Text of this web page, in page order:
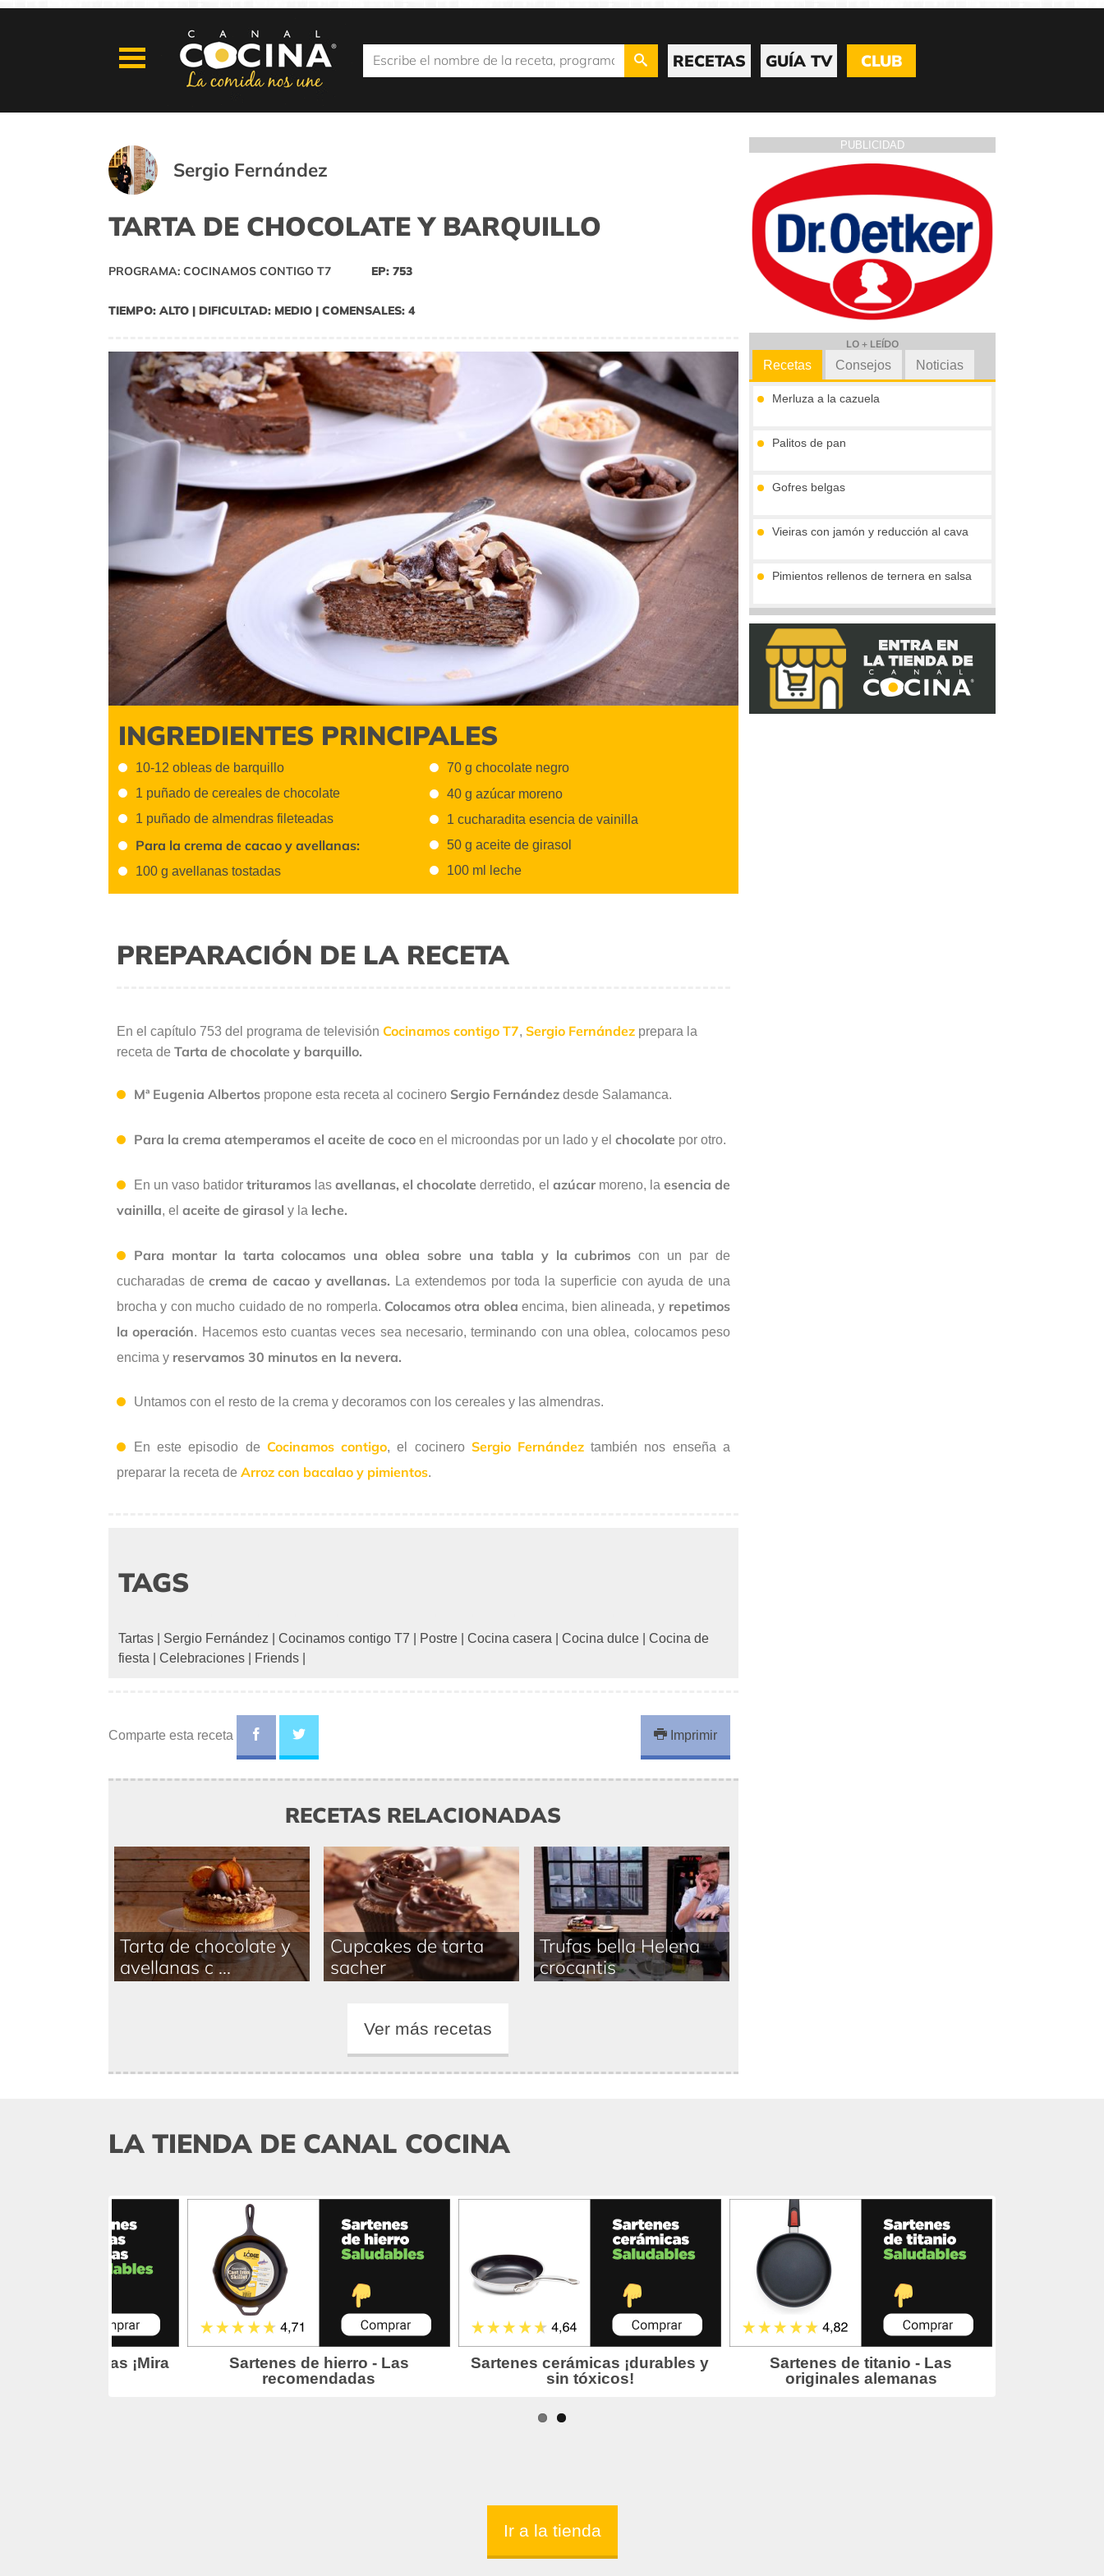
RECETAS GUÍA TV CLUB
Sergio Fernández
TARTA DE CHOCOLATE Y BARQUILLO
PROGRAMA: COCINAMOS CONTIGO T7 EP: 753
TIEMPO: ALTO | DIFICULTAD: MEDIO | COMENSALES: 4
INGREDIENTES PRINCIPALES
10-12 obleas de barquillo
1 puñado de cereales de chocolate
1 puñado de almendras fileteadas
Para la crema de cacao y avellanas:
100 g avellanas tostadas
70 g chocolate negro
40 g azúcar moreno
1 cucharadita esencia de vainilla
50 g aceite de girasol
100 ml leche
PREPARACIÓN DE LA RECETA
En el capítulo 753 del programa de televisión Cocinamos contigo T7, Sergio Fernández prepara la
receta de Tarta de chocolate y barquillo.
Mª Eugenia Albertos propone esta receta al cocinero Sergio Fernández desde Salamanca.
Para la crema atemperamos el aceite de coco en el microondas por un lado y el chocolate por otro.
En un vaso batidortrituramos lasavellanas, el chocolate derretido, el azúcarmoreno, la esencia de
vainilla, el aceite de girasol y la leche.
Para montar la tarta colocamos una oblea sobre una tabla y la cubrimos con un par de
cucharadas decrema de cacao y avellanas. La extendemos por toda la superficie con ayuda de una
brocha y con mucho cuidado de no romperla. Colocamos otra oblea encima, bien alineada, y repetimos
la operación. Hacemos esto cuantas veces sea necesario, terminando con una oblea, colocamos peso
encima y reservamos 30 minutos en la nevera.
Untamos con el resto de la crema y decoramos con los cereales y las almendras.
En este episodio de Cocinamos contigo, el cocinero Sergio Fernándeztambién nos enseña a
preparar la receta de Arroz con bacalao y pimientos.
TAGS
Tartas Sergio Fernández Cocinamos contigo T7 Postre Cocina casera Cocina dulce
Cocina de
fiesta
Celebraciones Friends
Comparte esta receta Imprimir
RECETAS RELACIONADAS
Tarta de chocolate y
avellanas c ...
Cupcakes de tarta
sacher
Trufas bella Helena
crocantis
Ver más recetas
PUBLICIDAD
LO + LEÍDO
Recetas
Merluza a la cazuela
Palitos de pan
Gofres belgas
Vieiras con jamón y reducción al cava
Pimientos rellenos de ternera en salsa
Marmita julius
Consejos Noticias
LA TIENDA DE CANAL COCINA
Ir a la tienda